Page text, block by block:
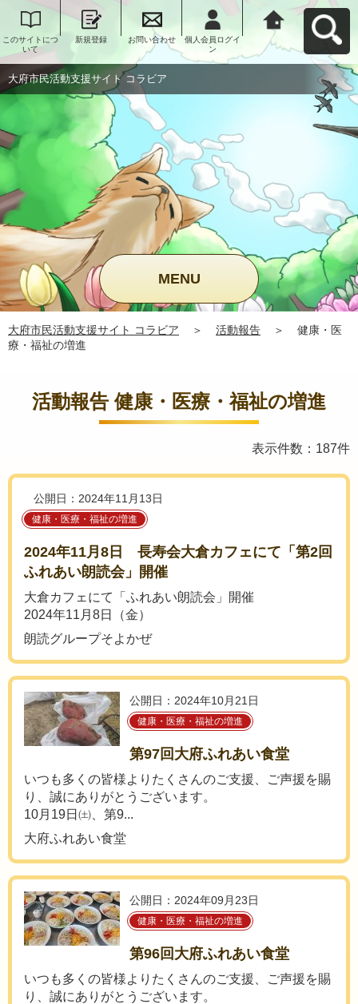
このサイトにつ
いて
新規登録 お問い合わせ
個人会員ログイ
ン
大府市民活動支
援サイト コラビ
アへ戻る
大府市民活動支援サイト コラビア
MENU
大府市民活動支援サイト コラビア ＞ 活動報告 ＞
健康・医
療・福祉の増進
活動報告 健康・医療・福祉の増進
表示件数：187件
公開日：2024年11月13日
健康・医療・福祉の増進
2024年11月8日 長寿会大倉カフェにて「第2回
ふれあい朗読会」開催
大倉カフェにて「ふれあい朗読会」開催
2024年11月8日（金）
朗読グループそよかぜ
公開日：2024年10月21日
健康・医療・福祉の増進
第97回大府ふれあい食堂
いつも多くの皆様よりたくさんのご支援、ご声援を賜
り、誠にありがとうございます。
10月19日㈯、第9...
大府ふれあい食堂
公開日：2024年09月23日
健康・医療・福祉の増進
第96回大府ふれあい食堂
いつも多くの皆様よりたくさんのご支援、ご声援を賜
り、誠にありがとうございます。